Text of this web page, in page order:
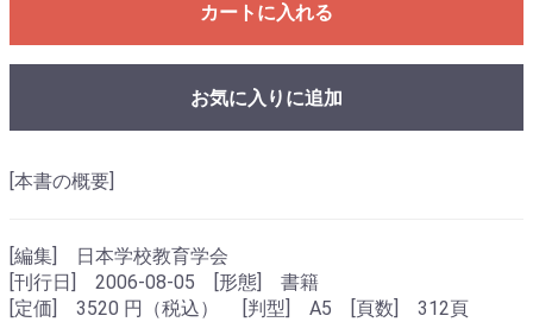
カートに入れる
お気に入りに追加
[本書の概要]
[編集] 日本学校教育学会
[刊行日] 2006-08-05 [形態] 書籍
[定価] 3520 円（税込） [判型] A5 [頁数] 312頁